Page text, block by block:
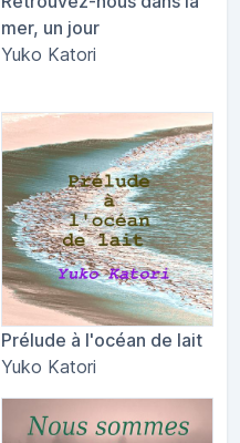
mer, un jour
Yuko Katori
Prélude à l'océan de lait
Yuko Katori